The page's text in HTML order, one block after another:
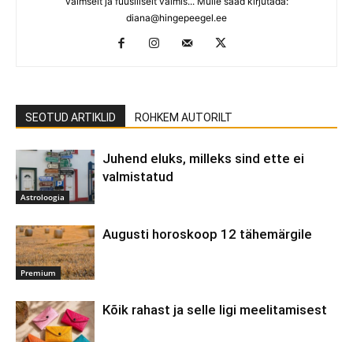
diana@hingepeegel.ee
SEOTUD ARTIKLID ROHKEM AUTORILT
Astroloogia
Juhend eluks, milleks sind ette ei
valmistatud
Premium
Augusti horoskoop 12 tähemärgile
Kõik rahast ja selle ligi meelitamisest